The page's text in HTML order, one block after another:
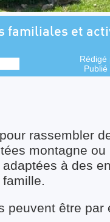
familiales et
rassembler
montagne
à des
peuvent être par